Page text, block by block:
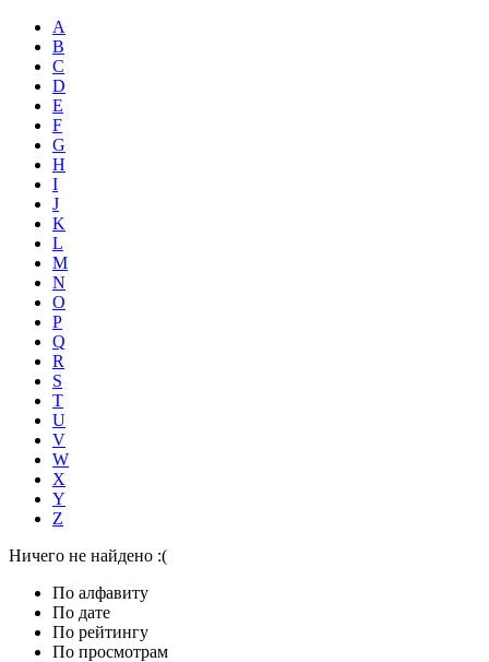
A
B
C
D
E
F
G
H
I
J
K
L
M
N
O
P
Q
R
S
T
U
V
W
X
Y
Z
Ничего не найдено :(
По алфавиту
По дате
По рейтингу
По просмотрам